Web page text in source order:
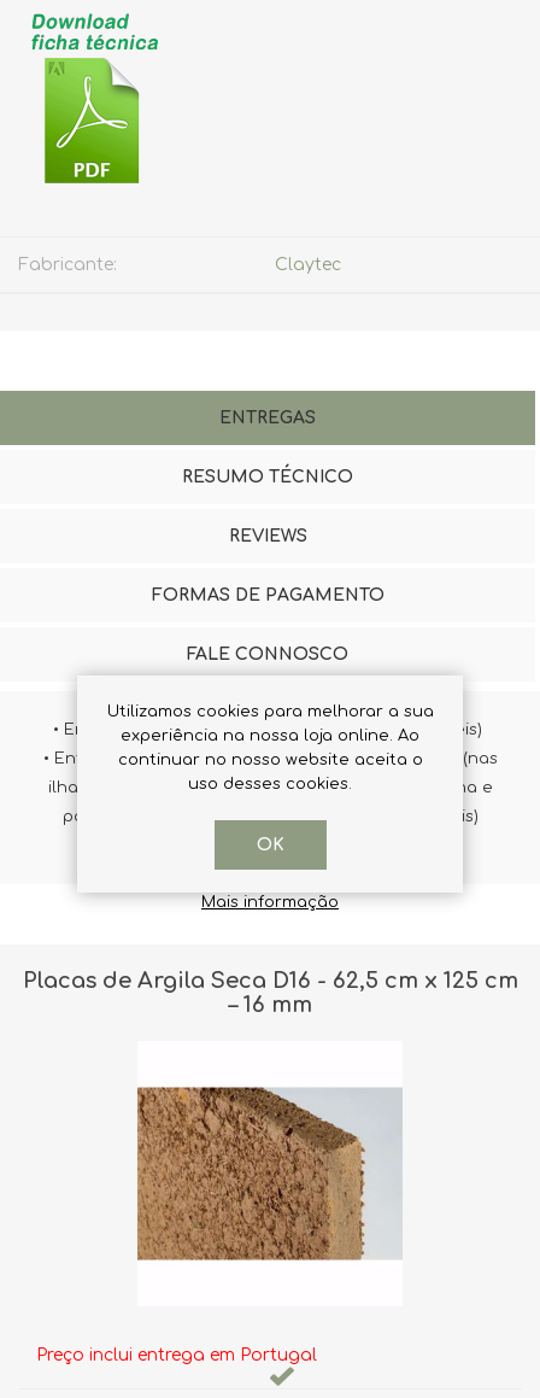
Fabricante: Claytec
ENTREGAS
RESUMO TÉCNICO
REVIEWS
FORMAS DE PAGAMENTO
FALE CONNOSCO
• Entregas rápidas Expresso (de 24 a 72 horas úteis)
• Entregamos em qualquer ponto do país ou ilhas (nas
ilhas os tempos de entrega variam de ilha para ilha e
podem ser superiores a 72 horas até 12 dias úteis)
Placas de Argila Seca D16 - 62,5 cm x 125 cm
– 16 mm
Preço inclui entrega em Portugal
Utilizamos cookies para melhorar a sua
experiência na nossa loja online. Ao
continuar no nosso website aceita o
uso desses cookies.
OK
Mais informação